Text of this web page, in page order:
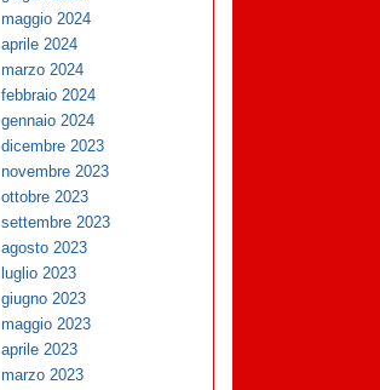
maggio 2024
aprile 2024
marzo 2024
febbraio 2024
gennaio 2024
dicembre 2023
novembre 2023
ottobre 2023
settembre 2023
agosto 2023
luglio 2023
giugno 2023
maggio 2023
aprile 2023
marzo 2023